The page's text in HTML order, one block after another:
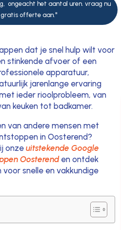
ongeacht het aantal uren. vraag nu
offerte aan."
dat je snel hulp wilt voor
stinkende afvoer of een
apparatuur,
jarenlange ervaring
ieder rioolprobleem, van
keuken tot badkamer.
van andere mensen met
in Oosterend?
onze uitstekende Google
Oosterenden ontdek
snelle en vakkundige